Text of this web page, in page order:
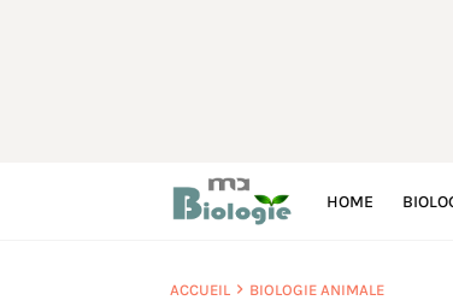
HOME
ACCUEIL BIOLOGIE ANIMALE